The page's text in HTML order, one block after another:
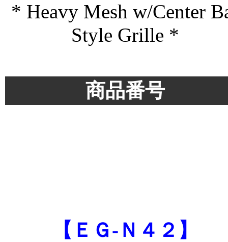
* Heavy Mesh w/Center
Style Grille *
商品番号
【ＥＧ-Ｎ４２】